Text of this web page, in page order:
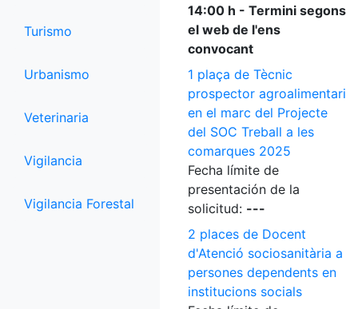
Turismo
Urbanismo
Veterinaria
Vigilancia
Vigilancia Forestal
14:00 h - Termini segons
el web de l'ens
convocant
1 plaça de Tècnic
prospector agroalimentari
en el marc del Projecte
del SOC Treball a les
comarques 2025
Fecha límite de
presentación de la
solicitud: ---
2 places de Docent
d'Atenció sociosanitària a
persones dependents en
institucions socials